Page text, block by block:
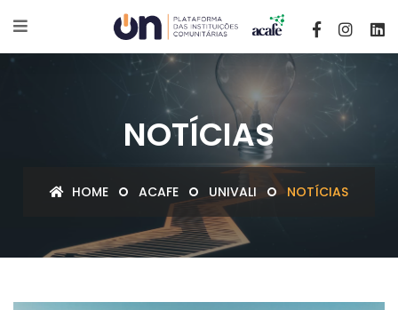
NOTÍCIAS
HOME ACAFE UNIVALI NOTÍCIAS